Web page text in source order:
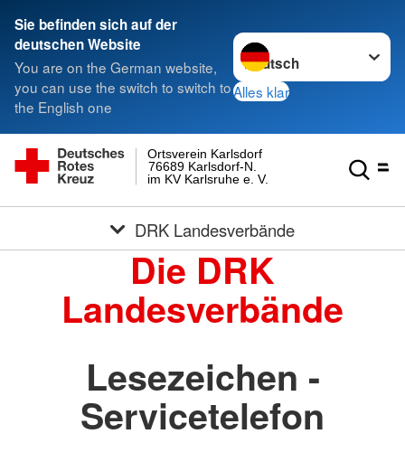
Sie befinden sich auf der
deutschen Website
You are on the German website,
you can use the switch to switch to
the English one
Sprache wechseln zu
Alles klar
im KV Karlsruhe e. V.
76689 Karlsdorf-N.
Ortsverein Karlsdorf
DRK Landesverbände
Die DRK
Landesverbände
Lesezeichen -
Servicetelefon